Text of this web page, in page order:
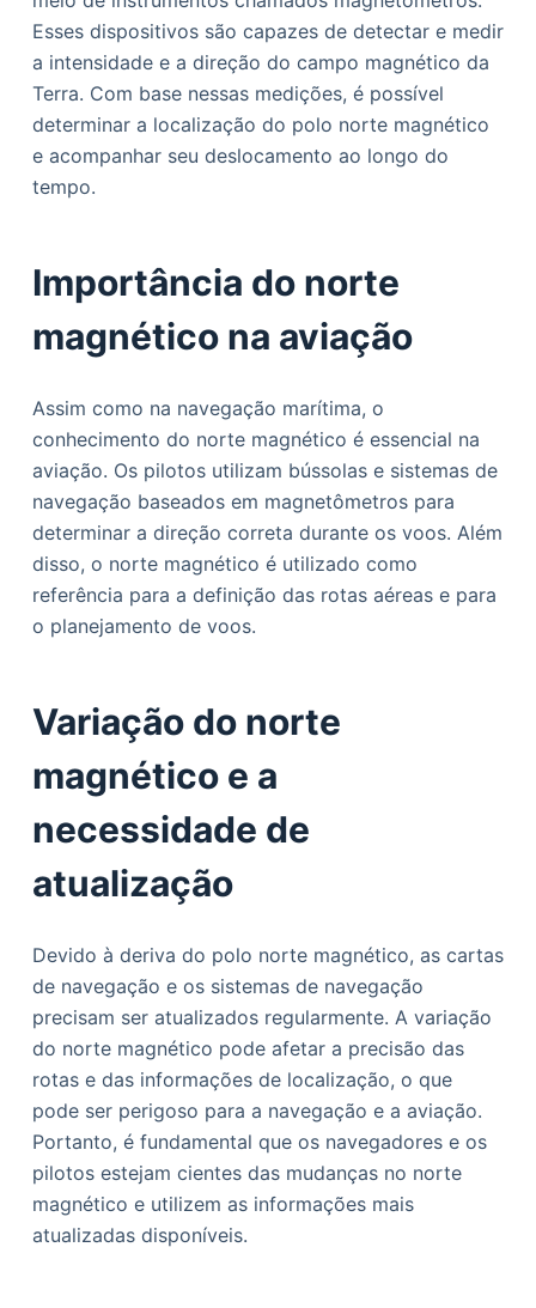
Esses dispositivos são capazes de detectar e medir
a intensidade e a direção do campo magnético da
Terra. Com base nessas medições, é possível
determinar a localização do polo norte magnético
e acompanhar seu deslocamento ao longo do
tempo.
Importância do norte
magnético na aviação
Assim como na navegação marítima, o
conhecimento do norte magnético é essencial na
aviação. Os pilotos utilizam bússolas e sistemas de
navegação baseados em magnetômetros para
determinar a direção correta durante os voos. Além
disso, o norte magnético é utilizado como
referência para a definição das rotas aéreas e para
o planejamento de voos.
Variação do norte
magnético e a
necessidade de
atualização
Devido à deriva do polo norte magnético, as cartas
de navegação e os sistemas de navegação
precisam ser atualizados regularmente. A variação
do norte magnético pode afetar a precisão das
rotas e das informações de localização, o que
pode ser perigoso para a navegação e a aviação.
Portanto, é fundamental que os navegadores e os
pilotos estejam cientes das mudanças no norte
magnético e utilizem as informações mais
atualizadas disponíveis.